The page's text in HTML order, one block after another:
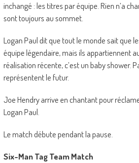
inchangé : les titres par équipe. Rien n’a
sont toujours au sommet.
Logan Paul dit que tout le monde sait que
équipe légendaire, mais ils appartiennent
réalisation récente, c’est un baby shower.
représentent le futur.
Joe Hendry arrive en chantant pour
Logan Paul.
Le match débute pendant la pause.
Six-Man Tag Team Match